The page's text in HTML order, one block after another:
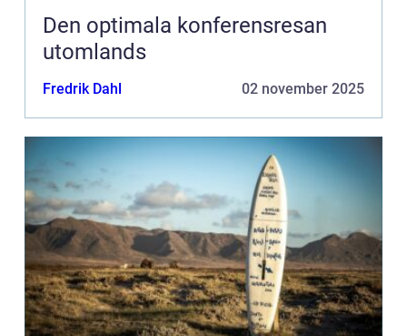
Den optimala konferensresan
utomlands
Fredrik Dahl 02 november 2025